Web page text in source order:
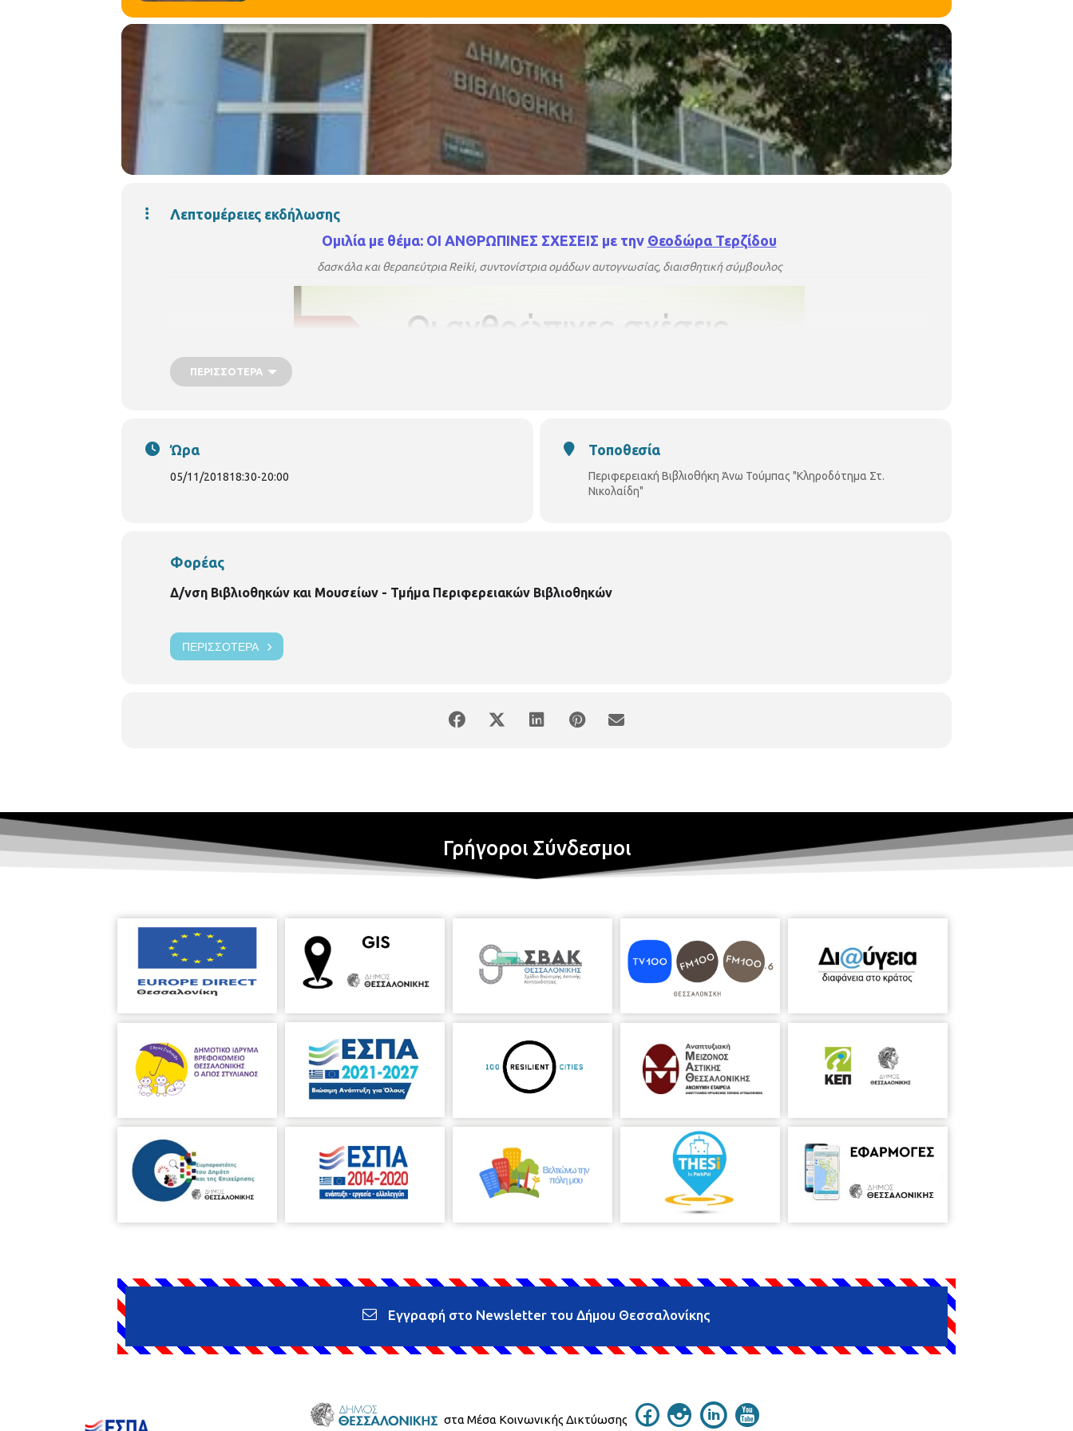
Λεπτομέρειες εκδήλωσης
Ομιλία με θέμα: ΟΙ ΑΝΘΡΩΠΙΝΕΣ ΣΧΕΣΕΙΣ με την Θεοδώρα Τερζίδου
δασκάλα και θεραπεύτρια Reiki, συντονίστρια ομάδων αυτογνωσίας, διαισθητική σύμβουλος
Οι σχέσεις που δημιουργούμε στη ζωή μας ανήκουν σε
κύριες κατηγορίες:
Επαγγελματικές σχέσεις
βλέπουμε και ερμηνεύουμε τις σχέσεις μας και τις δυσκολίες που προκύπτουν απ’ αυτές, μας βοηθάει να καταλάβουμε καλύτερα τον εαυτό μας και
τους άλλους και σαν συνέπεια να συνάψουμε πιο υγιείς και ουσιαστικές σχέσεις στο μέλλον.
ΠΕΡΙΣΣΌΤΕΡΑ
Ώρα
05/11/201818:30-20:00
Τοποθεσία
Περιφερειακή Βιβλιοθήκη Άνω Τούμπας "Κληροδότημα Στ.
Νικολαίδη"
Φορέας
Δ/νση Βιβλιοθηκών και Μουσείων - Τμήμα Περιφερειακών Βιβλιοθηκών
ΠΕΡΙΣΣΌΤΕΡΑ
Γρήγοροι Σύνδεσμοι
Εγγραφή στο Newsletter του Δήμου Θεσσαλονίκης
στα Μέσα Κοινωνικής Δικτύωσης